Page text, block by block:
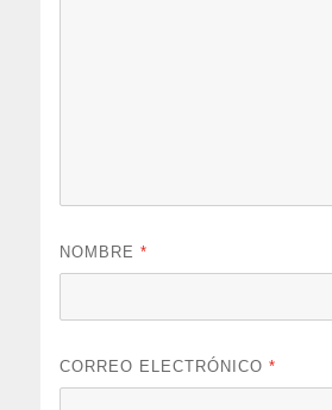
NOMBRE*
CORREO ELECTRÓNICO*